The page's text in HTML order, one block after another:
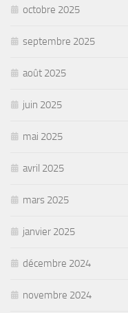
octobre 2025
septembre 2025
août 2025
juin 2025
mai 2025
avril 2025
mars 2025
janvier 2025
décembre 2024
novembre 2024